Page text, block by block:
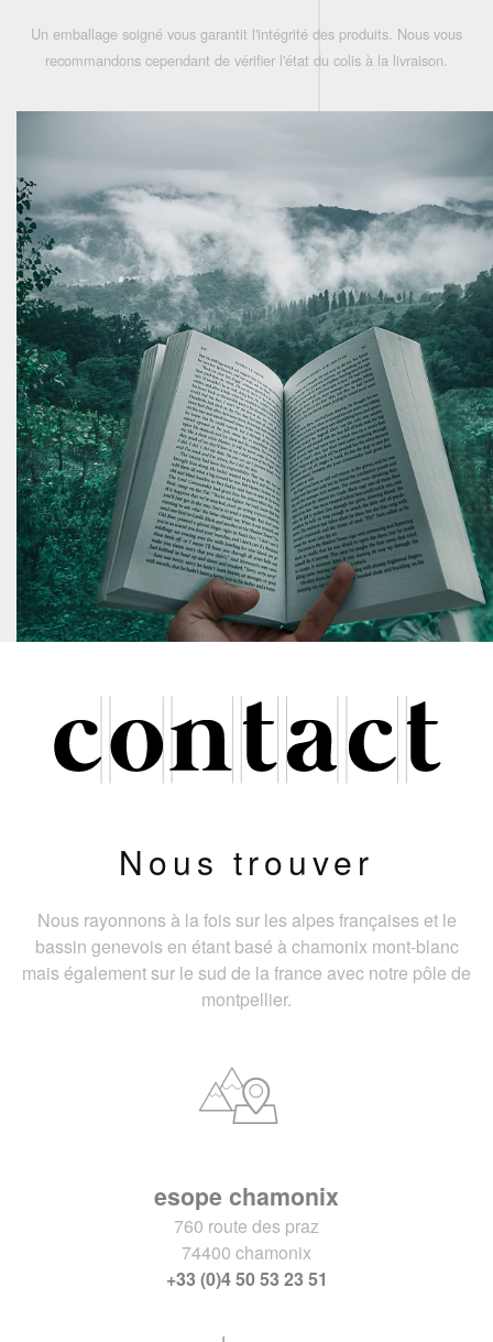
Un emballage soigné vous garantit l'intégrité des produits. Nous vous
recommandons cependant de vérifier l'état du colis à la livraison.
Nous trouver
Nous rayonnons à la fois sur les alpes françaises et le
bassin genevois en étant basé à chamonix mont-blanc
mais également sur le sud de la france avec notre pôle de
montpellier.
esope chamonix
760 route des praz
74400 chamonix
+33 (0)4 50 53 23 51